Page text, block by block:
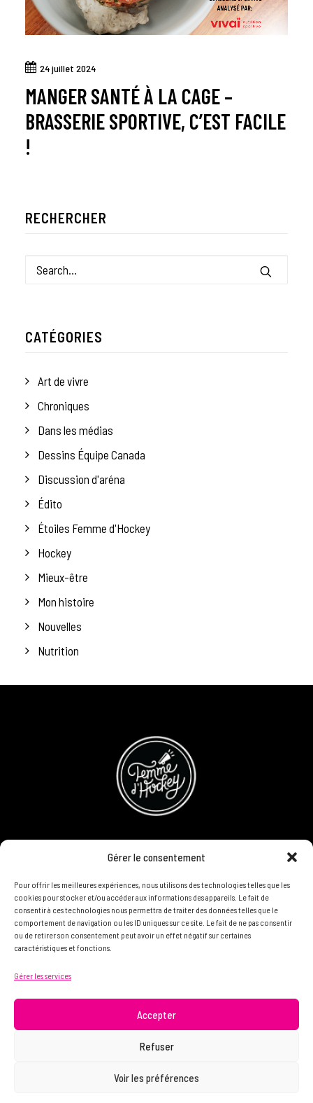
Gérer le consentement
Pour offrir les meilleures expériences, nous utilisons des technologies telles que les
cookies pour stocker et/ou accéder aux informations des appareils. Le fait de
consentir à ces technologies nous permettra de traiter des données telles que le
comportement de navigation ou les ID uniques sur ce site. Le fait de ne pas consentir
ou de retirer son consentement peut avoir un effet négatif sur certaines
caractéristiques et fonctions.
Gérer les services
Accepter
Refuser
Voir les préférences
24 juillet 2024
MANGER SANTÉ À LA CAGE –
BRASSERIE SPORTIVE, C’EST FACILE
!
RECHERCHER
CATÉGORIES
Art de vivre
Chroniques
Dans les médias
Dessins Équipe Canada
Discussion d'aréna
Édito
Étoiles Femme d'Hockey
Hockey
Mieux-être
Mon histoire
Nouvelles
Nutrition
CONCOURS
DEVENIR PARTENAIRE
POLITIQUE DE CONFIDENTIALITÉ
info@femme.hockey
© 2021 FEMME D’HOCKEY | Tous droits réservés.